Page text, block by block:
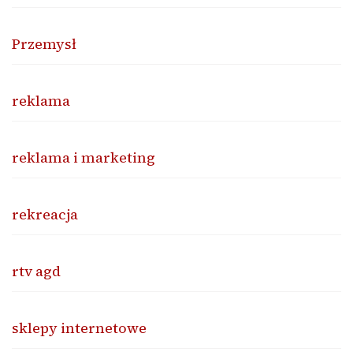
Przemysł
reklama
reklama i marketing
rekreacja
rtv agd
sklepy internetowe